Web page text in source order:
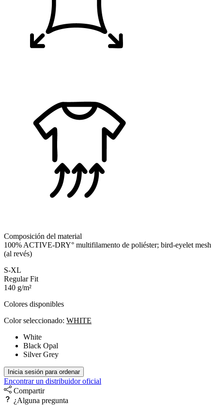
Composición del material
100% ACTIVE-DRY° multifilamento de poliéster; bird-eyelet mesh
(al revés)
S-XL
Regular Fit
140 g/m²
Colores disponibles
Color seleccionado: WHITE
White
Black Opal
Silver Grey
Inicia sesión para ordenar
Encontrar un distribuidor oficial
Compartir
¿Alguna pregunta